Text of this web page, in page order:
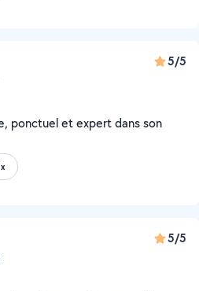
5/5
ponctuel et expert dans son
5/5